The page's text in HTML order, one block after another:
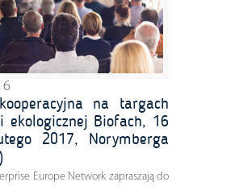
na targach
ekologicznej Biofach, 16
2017, Norymberga
Europe Network zapraszają do